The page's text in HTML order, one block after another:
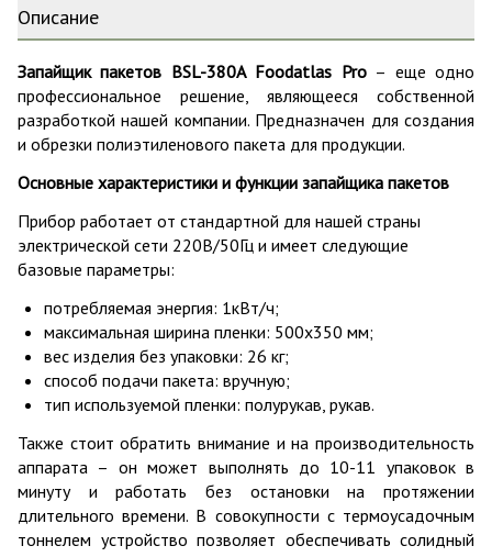
Описание
Запайщик пакетов BSL-380А Foodatlas Pro– еще одно
профессиональное решение, являющееся собственной
разработкой нашей компании. Предназначен для создания
и обрезки полиэтиленового пакета для продукции.
Основные характеристики и функции запайщика пакетов
Прибор работает от стандартной для нашей страны
электрической сети 220В/50Гц и имеет следующие
базовые параметры:
потребляемая энергия: 1кВт/ч;
максимальная ширина пленки: 500х350 мм;
вес изделия без упаковки: 26 кг;
способ подачи пакета: вручную;
тип используемой пленки: полурукав, рукав.
Также стоит обратить внимание и на производительность
аппарата – он может выполнять до 10-11 упаковок в
минуту и работать без остановки на протяжении
длительного времени. В совокупности с термоусадочным
тоннелем устройство позволяет обеспечивать солидный